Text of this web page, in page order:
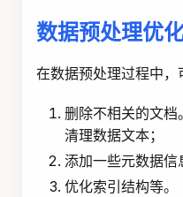
数据预处理优
在数据预处理过程中，
删除不相关的文
清理数据文本；
添加一些元数据信
优化索引结构等。